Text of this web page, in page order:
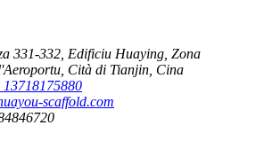
331-332, Edificiu Huaying, Zona
Cità di Tianjin, Cina
13718175880
scaffold.com